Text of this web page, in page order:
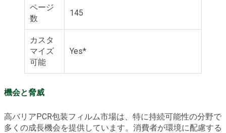
ページ
数
145
カスタ
マイズ
可能
Yes*
機会と脅威
高バリアPCR包装フィルム市場は、特に持続可能性の分野で
多くの成長機会を提供しています。消費者が環境に配慮する